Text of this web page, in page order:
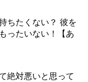
ちたくない？ 彼を
ったいない！【あ
絶対悪いと思って